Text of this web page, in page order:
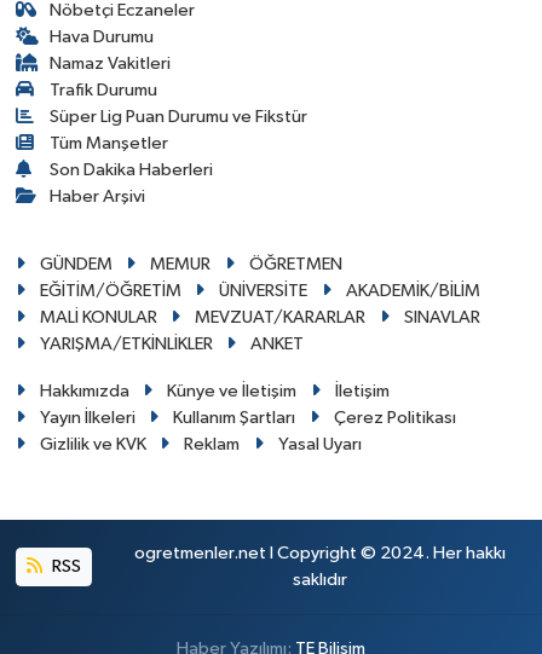
Nöbetçi Eczaneler
Hava Durumu
Namaz Vakitleri
Trafik Durumu
Süper Lig Puan Durumu ve Fikstür
Tüm Manşetler
Son Dakika Haberleri
Haber Arşivi
GÜNDEM MEMUR
ÖĞRETMEN
EĞİTİM/ÖĞRETİM
ÜNİVERSİTE
AKADEMİK/BİLİM
MALİ KONULAR
MEVZUAT/KARARLAR
SINAVLAR
YARIŞMA/ETKİNLİKLER
ANKET
Hakkımızda Künye ve İletişim
İletişim
Yayın İlkeleri
Kullanım Şartları
Çerez Politikası
Gizlilik ve KVK
Reklam Yasal Uyarı
RSS
ogretmenler.net I Copyright © 2024. Her hakkı
saklıdır
Haber Yazılımı: TE Bilişim